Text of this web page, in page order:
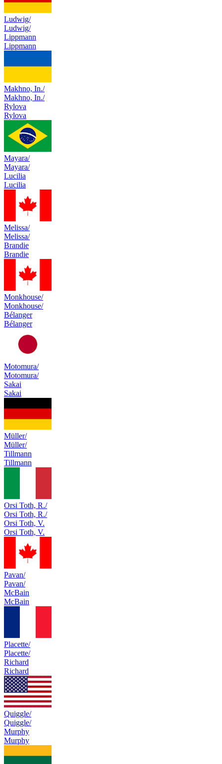
Ludwig/
Ludwig/
Lippmann
Lippmann
Makhno, In./
Makhno, In./
Rylova
Rylova
Mayara/
Mayara/
Lucilia
Lucilia
Melissa/
Melissa/
Brandie
Brandie
Monkhouse/
Monkhouse/
Bélanger
Bélanger
Motomura/
Motomura/
Sakai
Sakai
Müller/
Müller/
Tillmann
Tillmann
Orsi Toth, R./
Orsi Toth, R./
Orsi Toth, V.
Orsi Toth, V.
Pavan/
Pavan/
McBain
McBain
Placette/
Placette/
Richard
Richard
Quiggle/
Quiggle/
Murphy
Murphy